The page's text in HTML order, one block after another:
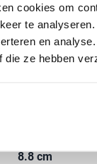
cookies om
te
en
die ze hebben
1066923
190 gram
0 cm x 0 cm x
8.8 cm